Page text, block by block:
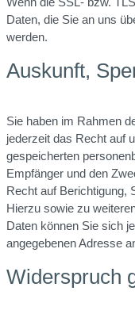
Daten, die Sie an uns
werden.
Auskunft,
Sie haben im Rahmen
jederzeit das Recht auf
gespeicherten
Empfänger und den
Recht auf Berichtigung,
Hierzu sowie zu
Daten können Sie sich
angegebenen Adresse
Widerspruch